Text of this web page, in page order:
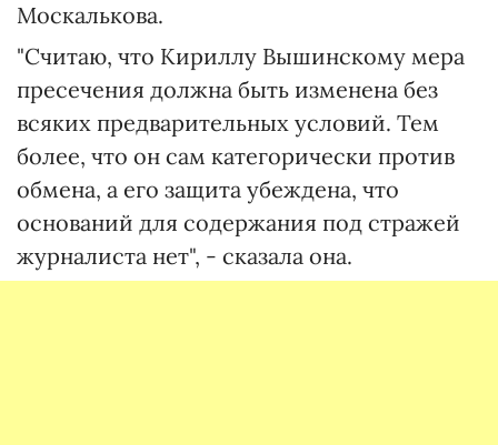
Москалькова.
"Считаю, что Кириллу Вышинскому мера
пресечения должна быть изменена без
всяких предварительных условий. Тем
более, что он сам категорически против
обмена, а его защита убеждена, что
оснований для содержания под стражей
журналиста нет", - сказала она.